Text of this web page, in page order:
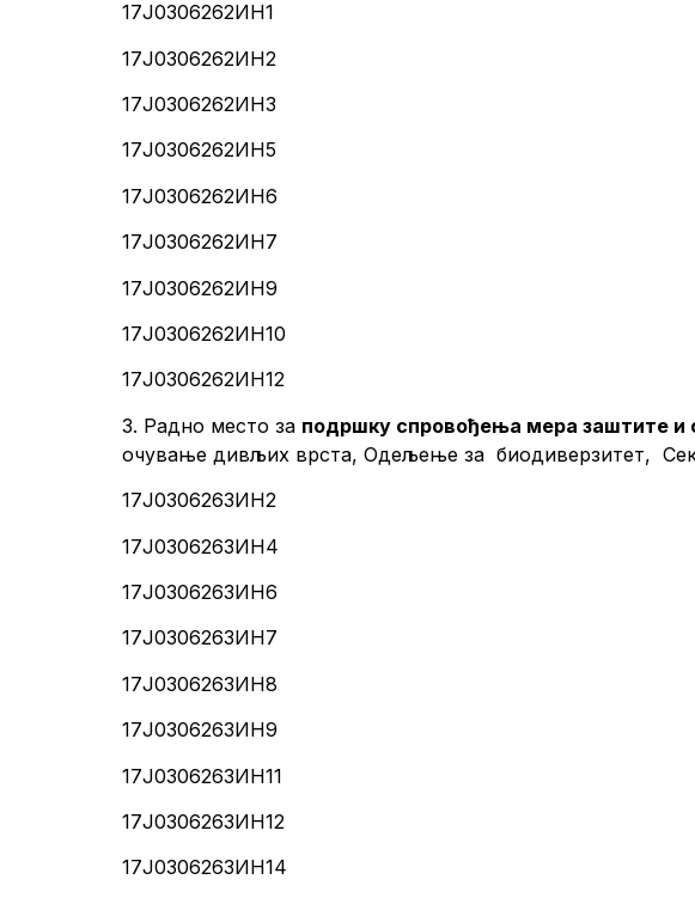
17Ј0306262ИН1
17Ј0306262ИН2
17Ј0306262ИН3
17Ј0306262ИН5
17Ј0306262ИН6
17Ј0306262ИН7
17Ј0306262ИН9
17Ј0306262ИН10
17Ј0306262ИН12
3. Радно место за подршку спровођења мера заштите и
очување дивљих врста, Одељење за биодиверзитет,
17Ј0306263ИН2
17Ј0306263ИН4
17Ј0306263ИН6
17Ј0306263ИН7
17Ј0306263ИН8
17Ј0306263ИН9
17Ј0306263ИН11
17Ј0306263ИН12
17Ј0306263ИН14